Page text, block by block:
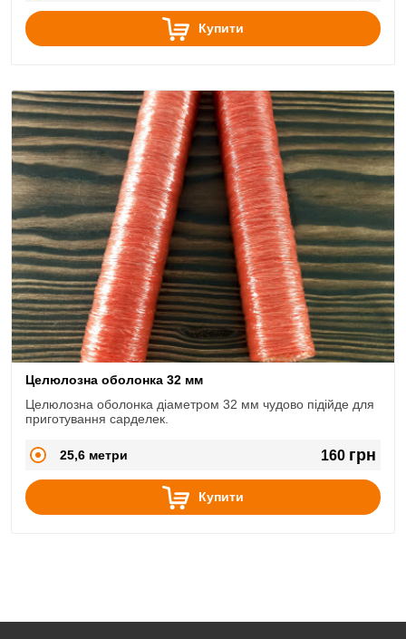
Купити
Целюлозна оболонка 32 мм
Целюлозна оболонка діаметром 32 мм чудово підійде для
приготування сарделек.
25,6 метри 160 грн
Купити